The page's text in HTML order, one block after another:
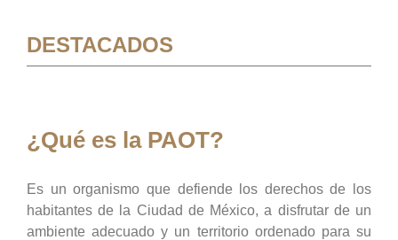
DESTACADOS
¿Qué es la PAOT?
Es un organismo que defiende los derechos de los
habitantes de la Ciudad de México, a disfrutar de un
ambiente adecuado y un territorio ordenado para su